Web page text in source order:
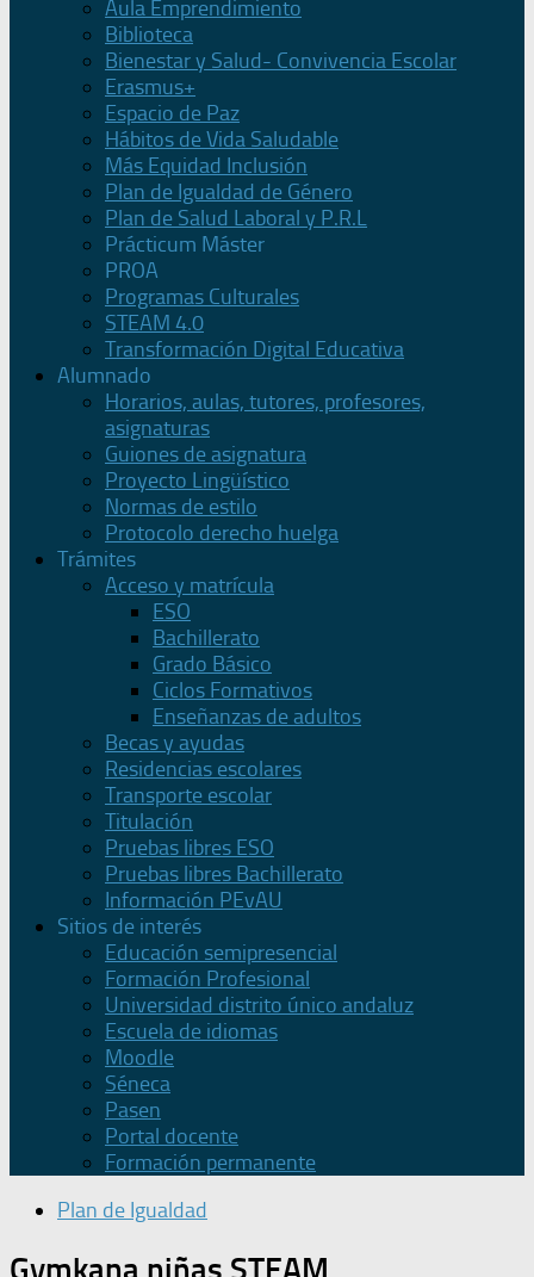
Aula Emprendimiento
Biblioteca
Bienestar y Salud- Convivencia Escolar
Erasmus+
Espacio de Paz
Hábitos de Vida Saludable
Más Equidad Inclusión
Plan de Igualdad de Género
Plan de Salud Laboral y P.R.L
Prácticum Máster
PROA
Programas Culturales
STEAM 4.0
Transformación Digital Educativa
Alumnado
Horarios, aulas, tutores, profesores,
asignaturas
Guiones de asignatura
Proyecto Lingüístico
Normas de estilo
Protocolo derecho huelga
Trámites
Acceso y matrícula
ESO
Bachillerato
Grado Básico
Ciclos Formativos
Enseñanzas de adultos
Becas y ayudas
Residencias escolares
Transporte escolar
Titulación
Pruebas libres ESO
Pruebas libres Bachillerato
Información PEvAU
Sitios de interés
Educación semipresencial
Formación Profesional
Universidad distrito único andaluz
Escuela de idiomas
Moodle
Séneca
Pasen
Portal docente
Formación permanente
Plan de Igualdad